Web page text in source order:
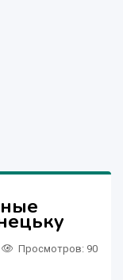
Просмотров: 90